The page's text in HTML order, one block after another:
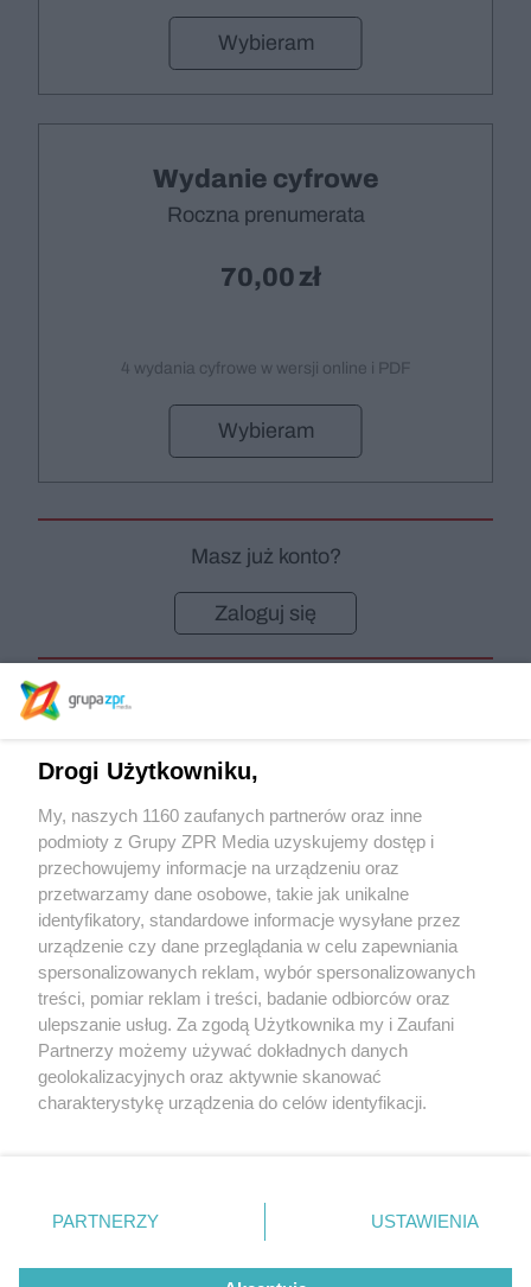
Wybieram
Wydanie cyfrowe
Roczna prenumerata
70,00
4 wydania cyfrowe w wersji online i PDF
Wybieram
Masz już konto?
Zaloguj się
Szukasz innych wydań ?
Sprawdź archiwum
Żaden utwór zamieszczony w serwisie nie może być powielany i
rozpowszechniany lub dalej rozpowszechniany w jakikolwiek sposób (w tym
Drogi Użytkowniku,
My, naszych 1160 zaufanych partnerów oraz inne
podmioty z Grupy ZPR Media uzyskujemy dostęp i
przechowujemy informacje na urządzeniu oraz
przetwarzamy dane osobowe, takie jak unikalne
identyfikatory, standardowe informacje wysyłane przez
urządzenie czy dane przeglądania w celu zapewniania
spersonalizowanych reklam, wybór spersonalizowanych
treści, pomiar reklam i treści, badanie odbiorców oraz
ulepszanie usług. Za zgodą Użytkownika my i Zaufani
Partnerzy możemy używać dokładnych danych
geolokalizacyjnych oraz aktywnie skanować
charakterystykę urządzenia do celów identyfikacji.
zmienić/wycofać klikając przycisk ustawień prywatności
znajdujący się w lewym dolnym rogu strony
rodzaje przetwarzania danych nie wymagają zgody
PARTNERZY USTAWIENIA